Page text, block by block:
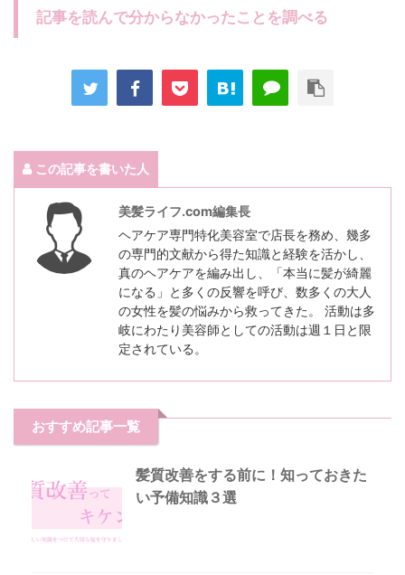
記事を読んで分からなかったことを調べる
この記事を書いた人
美髪ライフ.com編集長
ヘアケア専門特化美容室で店長を務め、幾多
の専門的文献から得た知識と経験を活かし、
真のヘアケアを編み出し、「本当に髪が綺麗
になる」と多くの反響を呼び、数多くの大人
の女性を髪の悩みから救ってきた。 活動は多
岐にわたり美容師としての活動は週１日と限
定されている。
おすすめ記事一覧
髪質改善をする前に！知っておきた
い予備知識３選